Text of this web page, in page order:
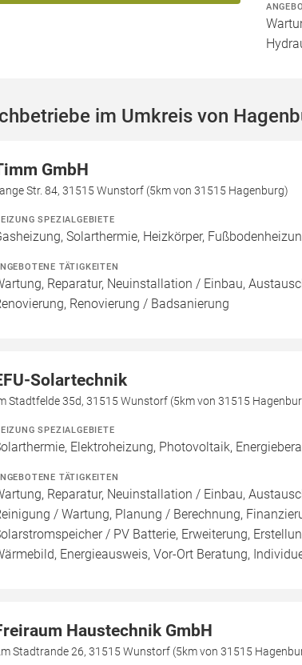
im Umkreis von
GmbH
Str. 84, 31515 Wunstorf (5km von 31515 Hagenburg)
SPEZIALGEBIETE
Solarthermie, Heizkörper,
TÄTIGKEITEN
Reparatur, Neuinstallation / Einbau,
Renovierung / Badsanierung
Solartechnik
Stadtfelde 35d, 31515 Wunstorf (5km von 31515
SPEZIALGEBIETE
Elektroheizung, Photovoltaik,
TÄTIGKEITEN
Reparatur, Neuinstallation / Einbau,
/ Wartung, Planung / Berechnung,
/ PV Batterie, Erweiterung,
Energieausweis, Vor-Ort Beratung,
Haustechnik GmbH
Stadtrande 26, 31515 Wunstorf (5km von 31515